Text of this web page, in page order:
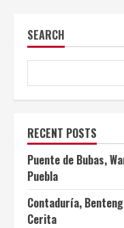
SEARCH
RECENT POSTS
Puente de Bubas,
Puebla
Contaduría,
Cerita